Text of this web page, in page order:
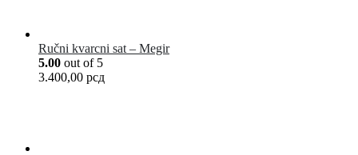
Ručni kvarcni sat – Megir
5.00 out of 5
3.400,00 рсд